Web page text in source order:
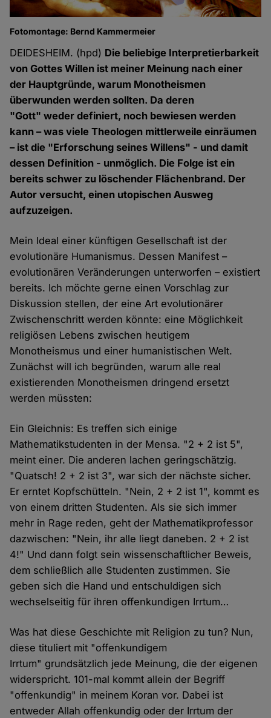
Fotomontage: Bernd Kammermeier
DEIDESHEIM. (hpd) Die beliebige Interpretierbarkeit
von Gottes Willen ist meiner Meinung nach einer
der Hauptgründe, warum Monotheismen
überwunden werden sollten. Da deren
"Gott" weder definiert, noch bewiesen werden
kann – was viele Theologen mittlerweile einräumen
– ist die "Erforschung seines Willens" - und damit
dessen Definition - unmöglich. Die Folge ist ein
bereits schwer zu löschender Flächenbrand. Der
Autor versucht, einen utopischen Ausweg
aufzuzeigen.
Mein Ideal einer künftigen Gesellschaft ist der
evolutionäre Humanismus. Dessen Manifest –
evolutionären Veränderungen unterworfen – existiert
bereits. Ich möchte gerne einen Vorschlag zur
Diskussion stellen, der eine Art evolutionärer
Zwischenschritt werden könnte: eine Möglichkeit
religiösen Lebens zwischen heutigem
Monotheismus und einer humanistischen Welt.
Zunächst will ich begründen, warum alle real
existierenden Monotheismen dringend ersetzt
werden müssten:
Ein Gleichnis: Es treffen sich einige
Mathematikstudenten in der Mensa. "2 + 2 ist 5",
meint einer. Die anderen lachen geringschätzig.
"Quatsch! 2 + 2 ist 3", war sich der nächste sicher.
Er erntet Kopfschütteln. "Nein, 2 + 2 ist 1", kommt es
von einem dritten Studenten. Als sie sich immer
mehr in Rage reden, geht der Mathematikprofessor
dazwischen: "Nein, ihr alle liegt daneben. 2 + 2 ist
4!" Und dann folgt sein wissenschaftlicher Beweis,
dem schließlich alle Studenten zustimmen. Sie
geben sich die Hand und entschuldigen sich
wechselseitig für ihren offenkundigen Irrtum…
Was hat diese Geschichte mit Religion zu tun? Nun,
diese tituliert mit "offenkundigem
Irrtum" grundsätzlich jede Meinung, die der eigenen
widerspricht. 101-mal kommt allein der Begriff
"offenkundig" in meinem Koran vor. Dabei ist
entweder Allah offenkundig oder der Irrtum der